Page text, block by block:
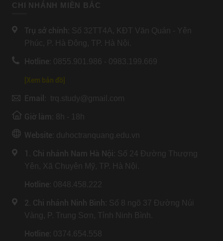
CHI NHÁNH MIỀN BẮC
Trụ sở chính: Số 32TT4A, KĐT Văn Quán - Yên
Phúc, P. Hà Đông, TP. Hà Nội.
Hotline: 0855.901.986 - 0983.199.669
[Xem bản đồ]
Email: trq.study@gmail.com
Giờ làm: 8h - 18h
Website: duhoctranquang.edu.vn
1. Chi nhánh Nam Hà Nội: Số 24 Đường Thượng
Yên, Xã Chuyên Mỹ, TP. Hà Nội.
Hotline: 0848.458.222
2. Chi nhánh Ninh Bình: Số 8 ngõ 37 Đường Núi
Vàng, P. Trung Sơn, Tỉnh Ninh Bình.
Hotline: 0374.654.558